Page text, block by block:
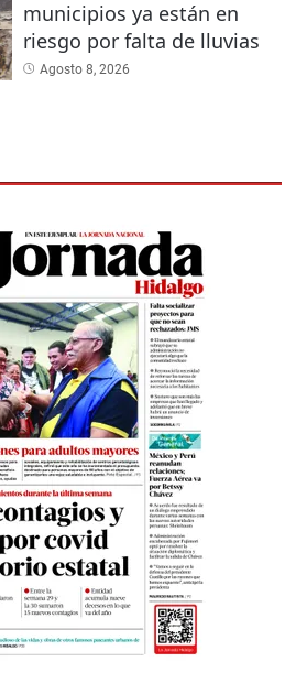
municipios ya están en
riesgo por falta de lluvias
Agosto 8, 2026